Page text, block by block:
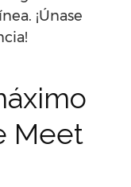
¡Únase
Meet